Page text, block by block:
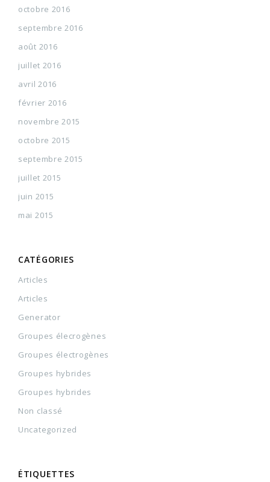
octobre 2016
septembre 2016
août 2016
juillet 2016
avril 2016
février 2016
novembre 2015
octobre 2015
septembre 2015
juillet 2015
juin 2015
mai 2015
CATÉGORIES
Articles
Articles
Generator
Groupes élecrogènes
Groupes électrogènes
Groupes hybrides
Groupes hybrides
Non classé
Uncategorized
ÉTIQUETTES